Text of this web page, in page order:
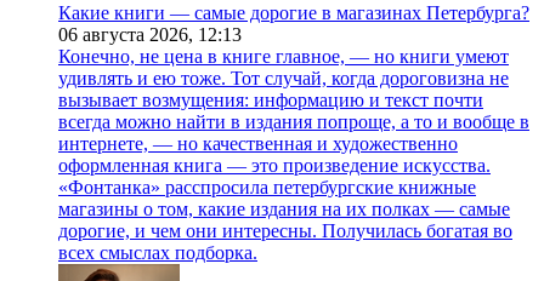
Какие книги — самые дорогие в магазинах Петербурга?
06 августа 2026, 12:13
Конечно, не цена в книге главное, — но книги умеют
удивлять и ею тоже. Тот случай, когда дороговизна не
вызывает возмущения: информацию и текст почти
всегда можно найти в издания попроще, а то и вообще в
интернете, — но качественная и художественно
оформленная книга — это произведение искусства.
«Фонтанка» расспросила петербургские книжные
магазины о том, какие издания на их полках — самые
дорогие, и чем они интересны. Получилась богатая во
всех смыслах подборка.